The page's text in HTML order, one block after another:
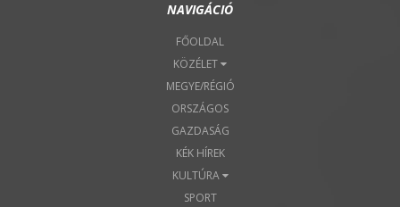
NAVIGÁCIÓ
FŐOLDAL
KÖZÉLET
MEGYE/RÉGIÓ
ORSZÁGOS
GAZDASÁG
KÉK HÍREK
KULTÚRA
SPORT